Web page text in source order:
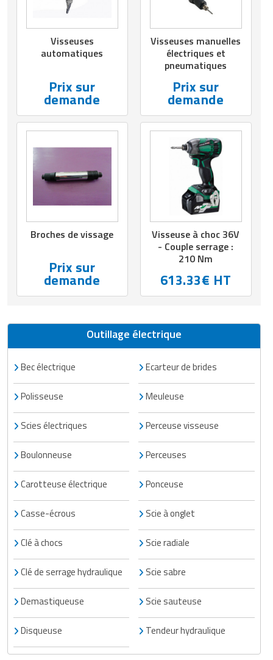
Outillage électrique
Bec électrique
Polisseuse
Scies électriques
Boulonneuse
Carotteuse électrique
Casse-écrous
Clé à chocs
Clé de serrage hydraulique
Demastiqueuse
Disqueuse
Ecarteur de brides
Meuleuse
Perceuse visseuse
Perceuses
Ponceuse
Scie à onglet
Scie radiale
Scie sabre
Scie sauteuse
Tendeur hydraulique
Visseuses
automatiques
Prix sur
demande
Visseuses manuelles
électriques et
pneumatiques
Prix sur
demande
Broches de vissage
Prix sur
demande
Visseuse à choc 36V
- Couple serrage :
210 Nm
613.33€ HT